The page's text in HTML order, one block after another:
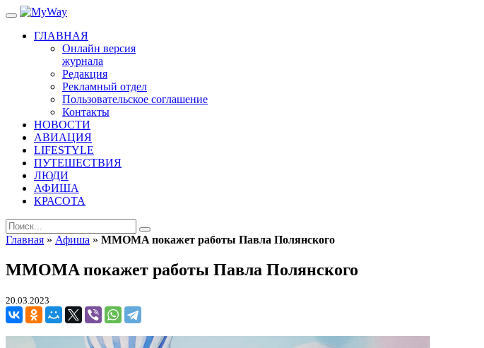
ГЛАВНАЯ
Онлайн версия
журнала
Редакция
Рекламный отдел
Пользовательское соглашение
Контакты
НОВОСТИ
АВИАЦИЯ
LIFESTYLE
ПУТЕШЕСТВИЯ
ЛЮДИ
АФИША
КРАСОТА
Главная » Афиша » MMOMA покажет работы Павла Полянского
MMOMA покажет работы Павла Полянского
20.03.2023